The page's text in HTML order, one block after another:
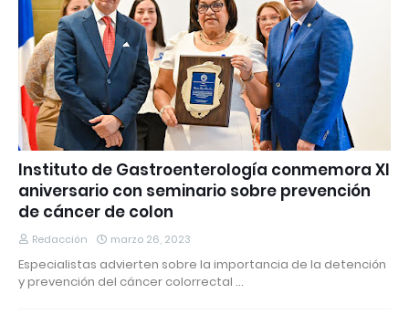
Instituto de Gastroenterología conmemora XI
aniversario con seminario sobre prevención
de cáncer de colon
Redacción marzo 26, 2023
Especialistas advierten sobre la importancia de la detención
y prevención del cáncer colorrectal …